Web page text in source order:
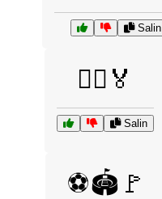
Salin
🧑‍⚖️🏅
Salin
⚽🏟️🚩